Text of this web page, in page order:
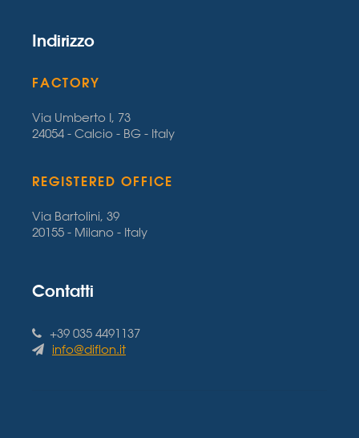
Indirizzo
FACTORY
Via Umberto I, 73
24054 - Calcio - BG - Italy
REGISTERED OFFICE
Via Bartolini, 39
20155 - Milano - Italy
Contatti
+39 035 4491137
info@diflon.it